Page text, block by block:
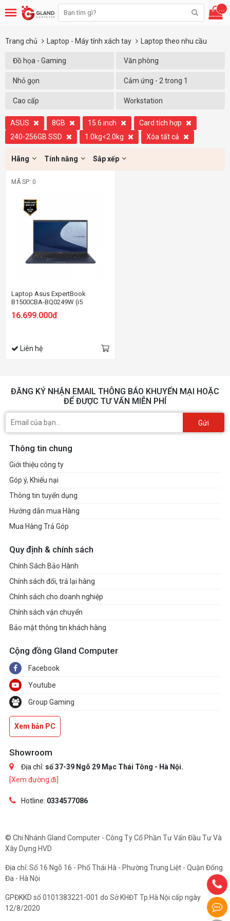
...
Trang chủ Laptop - Máy tính xách tay Laptop theo nhu cầu
Đồ họa - Gaming Văn phòng
Nhỏ gọn Cảm ứng - 2 trong 1
Cao cấp Workstation
ASUS 8GB 15.6 inch
Card tích hợp
240-256GB SSD
1.0kg<2.0kg Xóa tất cả
Hãng Tính năng Sắp xếp
MÃ SP: 0
Laptop Asus ExpertBook
B1500CBA-BQ0249W (i5
SSD/15.6 FHD/Win11/Đen)
16.699.000đ
Liên hệ
ĐĂNG KÝ NHẬN EMAIL THÔNG BÁO KHUYẾN MẠI HOẶC
ĐỂ ĐƯỢC TƯ VẤN MIỄN PHÍ
Gửi
Thông tin chung
Giới thiệu công ty
Góp ý, Khiếu nại
Thông tin tuyển dụng
Hướng dẫn mua Hàng
Mua Hàng Trả Góp
Quy định & chính sách
Chính Sách Bảo Hành
Chính sách đổi, trả lại hàng
Chính sách cho doanh nghiệp
Chính sách vận chuyển
Bảo mật thông tin khách hàng
Cộng đồng Gland Computer
Facebook
Youtube
Group Gaming
Xem bản PC
Showroom
Địa chỉ: số 37-39 Ngõ 29 Mạc Thái Tông - Hà Nội.
[Xem đường đi]
Hotline: 0334577086
© Chi Nhánh Gland Computer - Công Ty Cổ Phần Tư Vấn Đầu Tư Và
Xây Dựng HVD
Địa chỉ: Số 16 Ngõ 16 - Phố Thái Hà - Phường Trung Liệt - Quận Đống
Đa - Hà Nội
GPĐKKD số 0101383221-001 do Sở KHĐT Tp.Hà Nội cấp ngày
12/8/2020